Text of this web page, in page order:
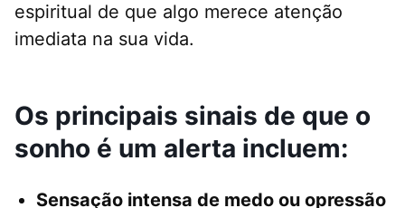
espiritual de que algo merece atenção
imediata na sua vida.
Os principais sinais de que o
sonho é um alerta incluem:
Sensação intensa de medo ou opressão